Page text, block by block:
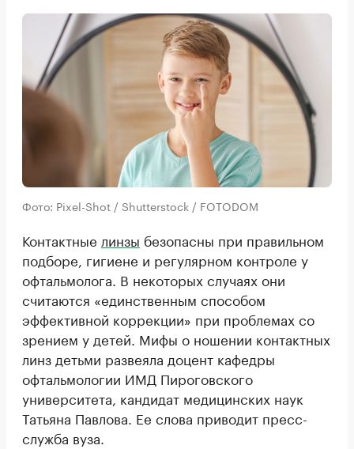
Фото: Pixel-Shot / Shutterstock / FOTODOM
Контактные линзы безопасны при правильном
подборе, гигиене и регулярном контроле у
офтальмолога. В некоторых случаях они
считаются «единственным способом
эффективной коррекции» при проблемах со
зрением у детей. Мифы о ношении контактных
линз детьми развеяла доцент кафедры
офтальмологии ИМД Пироговского
университета, кандидат медицинских наук
Татьяна Павлова. Ее слова приводит пресс-
служба вуза.